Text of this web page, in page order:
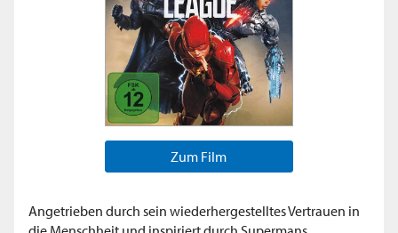
Zum Film
Angetrieben durch sein wiederhergestelltes Vertrauen in